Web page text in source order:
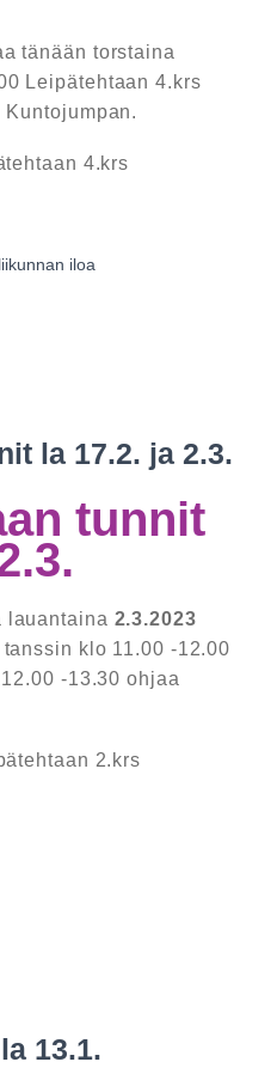
tänään torstaina
Leipätehtaan 4.krs
4.krs
la 17.2. ja 2.3.
tunnit
lauantaina 2.3.2023
klo 11.00 -12.00
-13.30 ohjaa
2.krs
13.1.